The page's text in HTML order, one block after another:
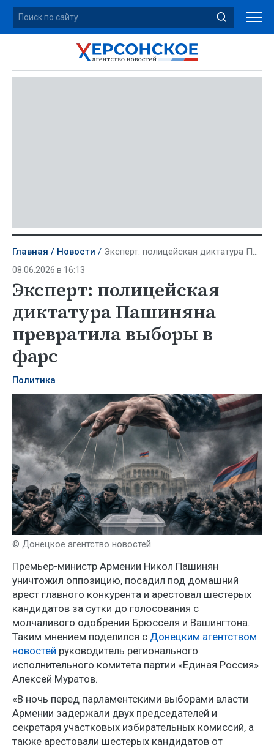
Главная Новости Эксперт: полицейская диктатура Пашиняна превратила выборы в фарс
08.06.2026 в 16:13
Эксперт: полицейская
диктатура Пашиняна
превратила выборы в
фарс
Политика
© Донецкое агентство новостей
Премьер-министр Армении Никол Пашинян
уничтожил оппозицию, посадил под домашний
арест главного конкурента и арестовал шестерых
кандидатов за сутки до голосования с
молчаливого одобрения Брюсселя и Вашингтона.
Таким мнением поделился с Донецким агентством
новостей руководитель регионального
исполнительного комитета партии «Единая Россия»
Алексей Муратов.
«В ночь перед парламентскими выборами власти
Армении задержали двух председателей и
секретаря участковых избирательных комиссий, а
также арестовали шестерых кандидатов от